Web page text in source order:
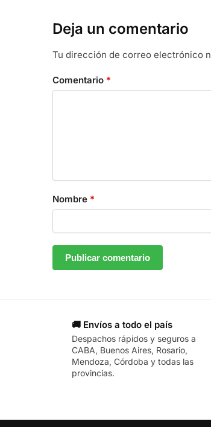
Deja un comentario
Tu dirección de correo electrónico
Comentario *
Nombre *
🚚 Envíos a todo el país
Despachos rápidos y seguros a
CABA, Buenos Aires, Rosario,
Mendoza, Córdoba y todas las
provincias.